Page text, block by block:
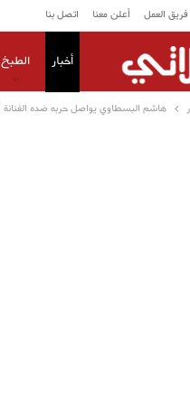
فريق العمل أعلن معنا اتصل بنا
أخبار الطبخ
هاشم البسطاوي يواصل حربه ضده الفنانة